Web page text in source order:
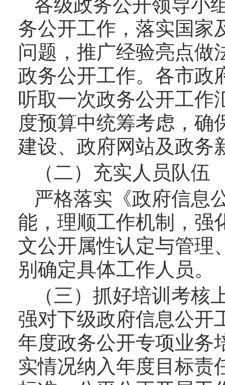
各级政务公开领导小
务公开工作，落实国家
问题，推广经验亮点做
政务公开工作。各市政
听取一次政务公开工作
度预算中统筹考虑，确
建设、政府网站及政务
（二）充实人员队伍
严格落实《政府信息
能，理顺工作机制，强
文公开属性认定与管理
别确定具体工作人员。
（三）抓好培训考
强对下级政府信息公开
年度政务公开专项业务
实情况纳入年度目标